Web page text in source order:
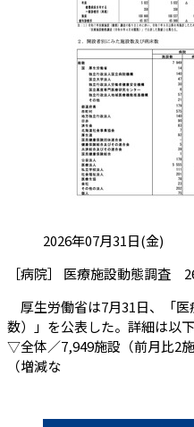
投稿日:2026年07月31日(金)
［病院］ 医療施設動態調査
厚生労働省は7月31日、「
数）」を公表した。詳細は以
▽全体／7,949施設（前月比2
（増減な